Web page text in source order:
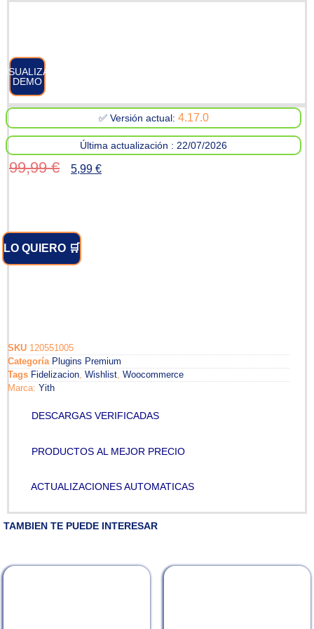
DEMO
✅ Versión actual: 4.17.0
Última actualización : 22/07/2026
99,99€ 5,99 €
LO QUIERO 🛒
SKU 120551005
Categoría Plugins Premium
Tags Fidelizacion, Wishlist, Woocommerce
Marca: Yith
DESCARGAS VERIFICADAS
PRODUCTOS AL MEJOR PRECIO
ACTUALIZACIONES AUTOMATICAS
TAMBIEN TE PUEDE INTERESAR